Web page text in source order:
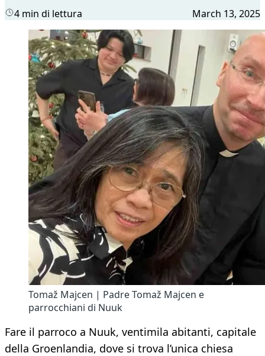
4 min di lettura March 13, 2025
Tomaž Majcen | Padre Tomaž Majcen e
parrocchiani di Nuuk
Fare il parroco a Nuuk, ventimila abitanti, capitale
della Groenlandia, dove si trova l’unica chiesa